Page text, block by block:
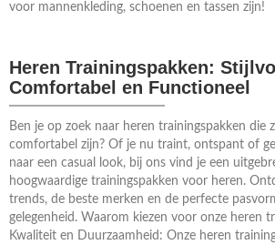
voor mannenkleding, schoenen en tassen zijn!
Heren Trainingspakken:
Comfortabel en Functioneel
Ben je op zoek naar heren trainingspakken die
comfortabel zijn? Of je nu traint, ontspant of
naar een casual look, bij ons vind je een
hoogwaardige trainingspakken voor heren.
trends, de beste merken en de perfecte
gelegenheid. Waarom kiezen voor onze heren
Kwaliteit en Duurzaamheid: Onze heren